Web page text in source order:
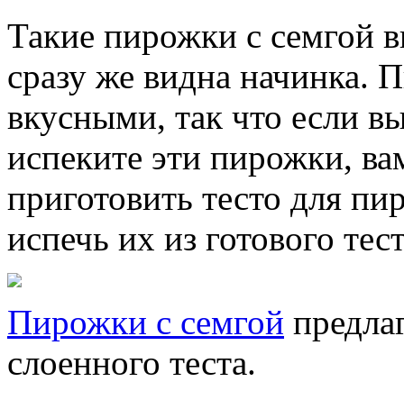
Такие пирожки с семгой
сразу же видна начинка.
вкусными, так что если
испеките эти пирожки,
приготовить тесто для
испечь их из готового
Пирожки с семгой
слоенного теста.